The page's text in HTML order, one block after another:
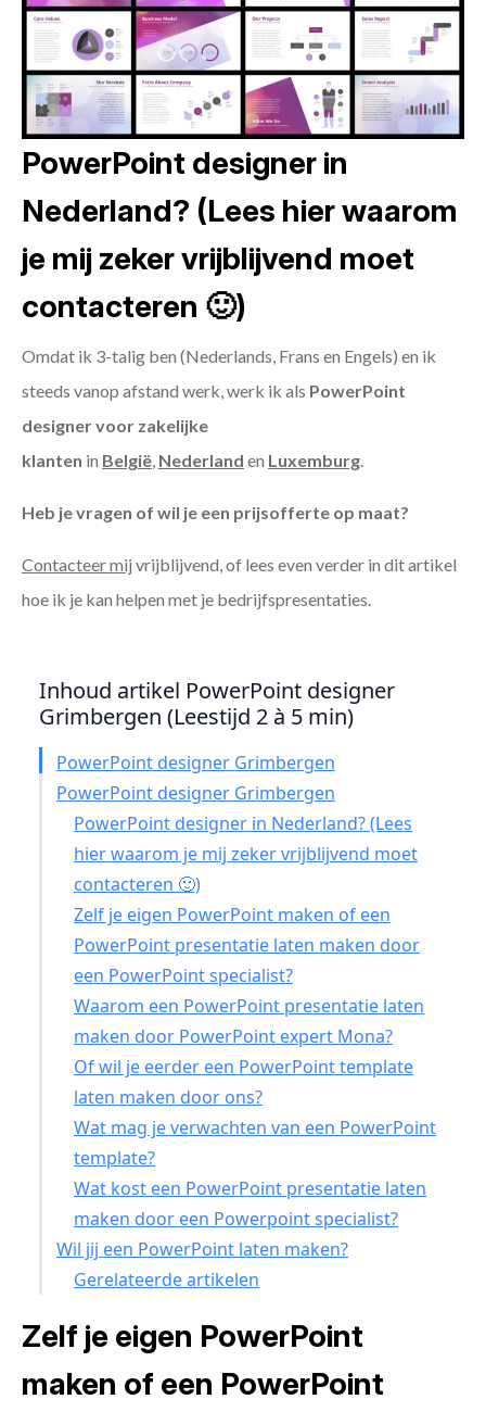
PowerPoint designer in
Nederland? (Lees hier waarom
je mij zeker vrijblijvend moet
contacteren 🙂)
Omdat ik 3-talig ben (Nederlands, Frans en Engels) en ik
steeds vanop afstand werk, werk ik als PowerPoint
designer voor zakelijke
klanten in België, Nederland en Luxemburg.
Heb je vragen of wil je een prijsofferte op maat?
Contacteer mij vrijblijvend, of lees even verder in dit artikel
hoe ik je kan helpen met je bedrijfspresentaties.
Inhoud artikel PowerPoint designer
Grimbergen (Leestijd 2 à 5 min)
PowerPoint designer Grimbergen
PowerPoint designer Grimbergen
PowerPoint designer in Nederland? (Lees
hier waarom je mij zeker vrijblijvend moet
contacteren 🙂)
Zelf je eigen PowerPoint maken of een
PowerPoint presentatie laten maken door
een PowerPoint specialist?
Waarom een PowerPoint presentatie laten
maken door PowerPoint expert Mona?
Of wil je eerder een PowerPoint template
laten maken door ons?
Wat mag je verwachten van een PowerPoint
template?
Wat kost een PowerPoint presentatie laten
maken door een Powerpoint specialist?
Wil jij een PowerPoint laten maken?
Gerelateerde artikelen
Zelf je eigen PowerPoint
maken of een PowerPoint